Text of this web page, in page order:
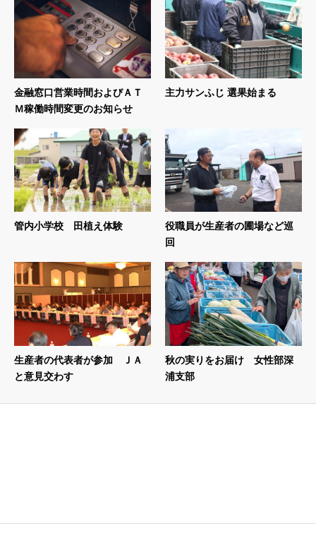
金融窓口営業時間およびＡＴ
Ｍ稼働時間変更のお知らせ
主力サンふじ 選果始まる
管内小学校 田植え体験
役職員が生産者の圃場など巡
回
生産者の代表者が参加 ＪＡ
と意見交わす
秋の実りをお届け 女性部深
浦支部